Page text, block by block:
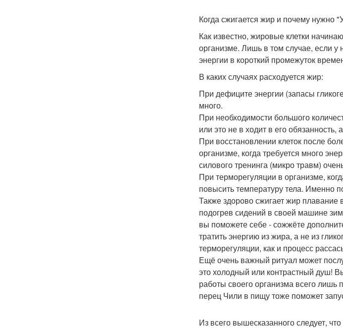
Когда сжигается жир и почему нужно
Как известно, жировые клетки
организме. Лишь в том случае, если у
энергии в короткий промежуток
В каких случаях расходуется жир:
При дефиците энергии (запасы
много.
При необходимости большого
или это не в ходит в его обязанность,
При восстановлении клеток после
организме, когда требуется много
силового тренинга (микро травм)
При терморегуляции в организме,
повысить температуру тела. Именно
Также здорово сжигает жир
подогрев сидений в своей машине
вы поможете себе - сожжёте
тратить энергию из жира, а не из
терморегуляции, как и процесс
Ещё очень важный ритуал может
это холодный или контрастный душ!
работы своего организма всего
перец Чили в пищу тоже поможет
Из всего вышесказанного следует,